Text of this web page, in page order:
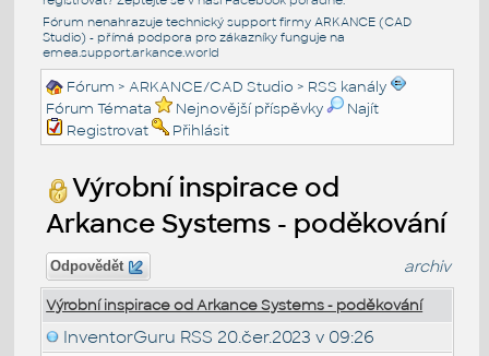
Fórum nenahrazuje technický support firmy ARKANCE (CAD
Studio) - přímá podpora pro zákazníky funguje na
emea.support.arkance.world
Fórum >ARKANCE/CAD Studio > RSS kanály
Fórum Témata
Nejnovější příspěvky
Najít
Registrovat
Přihlásit
Výrobní inspirace od
Arkance Systems - poděkování
Odpovědět archiv
Výrobní inspirace od Arkance Systems - poděkování
InventorGuru RSS 20.čer.2023 v 09:26